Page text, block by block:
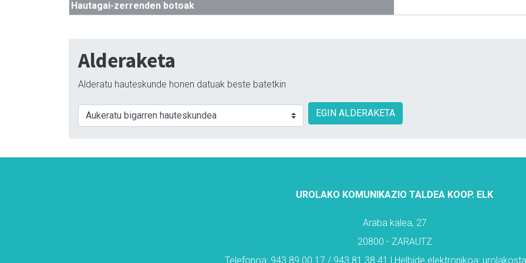
Hautagai-zerrenden botoak
Alderaketa
Alderatu hauteskunde honen datuak beste batetkin
EGIN ALDERAKETA
UROLAKO KOMUNIKAZIO TALDEA KOOP. ELK
Araba kalea, 27
20800 - ZARAUTZ
Telefonoa: 943 89 00 17 / 943 81 38 41 | Helbide elektronikoa: